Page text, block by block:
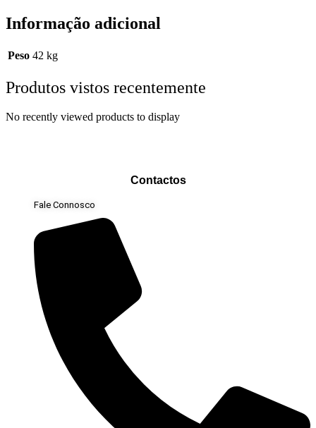
Informação adicional
Peso 42 kg
Produtos vistos recentemente
No recently viewed products to display
Contactos
Fale Connosco